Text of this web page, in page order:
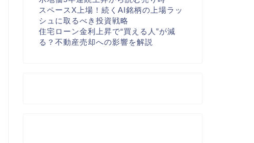
スペースX上場！続くAI銘柄の上場ラッ
シュに取るべき投資戦略
住宅ローン金利上昇で“買える人”が減
る？不動産売却への影響を解説